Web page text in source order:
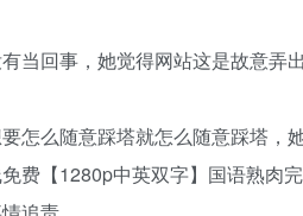
当回事，她觉得网站这是故意弄
怎么随意踩塔就怎么随意踩塔，
费【1280p中英双字】国语熟肉